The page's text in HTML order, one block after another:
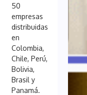
50
empresas
distribuidas
en
Colombia,
Chile, Perú,
Bolivia,
Brasil y
Panamá.